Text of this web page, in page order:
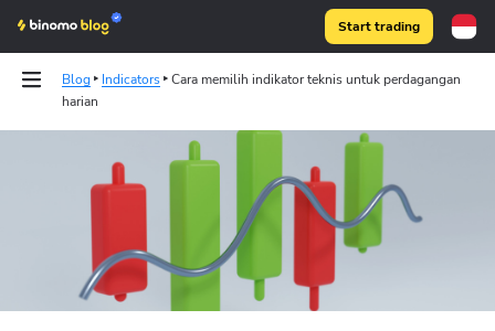
Start trading
Blog Indicators
Cara memilih indikator teknis untuk perdagangan
harian
Binomo on Telegram